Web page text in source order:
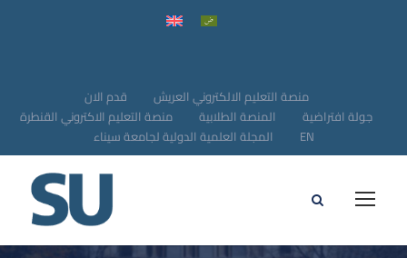
قدم الان
منصة التعليم الالكتروني العريش
منصة التعليم الاكتروني القنطرة
المنصة الطلابية
جولة افتراضية
المجلة العلمية الدولية لجامعة سيناء
EN